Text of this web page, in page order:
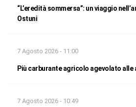
“L’eredità sommersa”: un viaggio
Ostuni
7 Agosto 2026 - 11:00
Più carburante agricolo agevolato alle
7 Agosto 2026 - 10:49